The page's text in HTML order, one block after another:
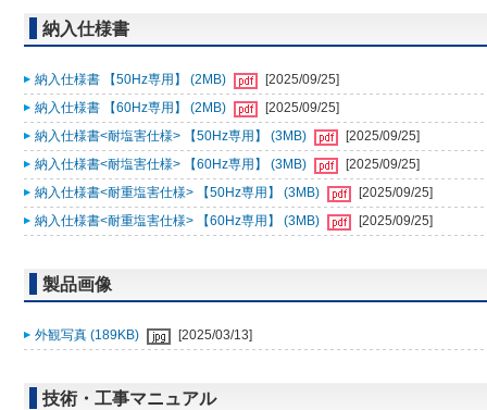
納入仕様書
納入仕様書 【50Hz専用】 (2MB)
[2025/09/25]
納入仕様書 【60Hz専用】 (2MB)
[2025/09/25]
納入仕様書<耐塩害仕様> 【50Hz専用】 (3MB)
[2025/09/25]
納入仕様書<耐塩害仕様> 【60Hz専用】 (3MB)
[2025/09/25]
納入仕様書<耐重塩害仕様> 【50Hz専用】 (3MB)
[2025/09/25]
納入仕様書<耐重塩害仕様> 【60Hz専用】 (3MB)
[2025/09/25]
製品画像
外観写真 (189KB) [2025/03/13]
技術・工事マニュアル